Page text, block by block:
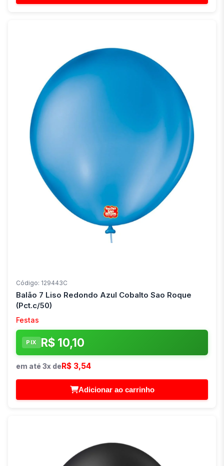
Código: 129443C
Balão 7 Liso Redondo Azul Cobalto Sao Roque
(Pct.c/50)
Festas
PIX R$ 10,10
em até 3x deR$ 3,54
Adicionar ao carrinho